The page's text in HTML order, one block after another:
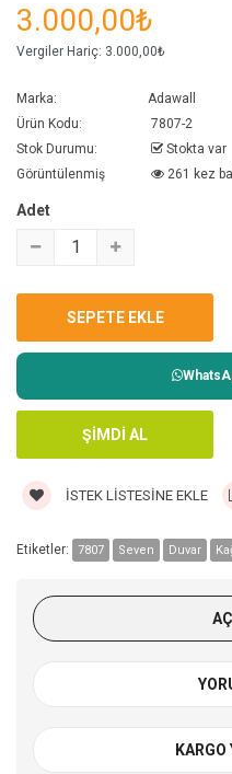
3.000,00₺
Vergiler Hariç: 3.000,00₺
Marka:
Adawall
Ürün Kodu:
7807-2
Stok Durumu:
Stokta var
Görüntülenmiş
261 kez
Adet
İSTEK LISTESINE EKLE
Etiketler: 7807 Seven Duvar